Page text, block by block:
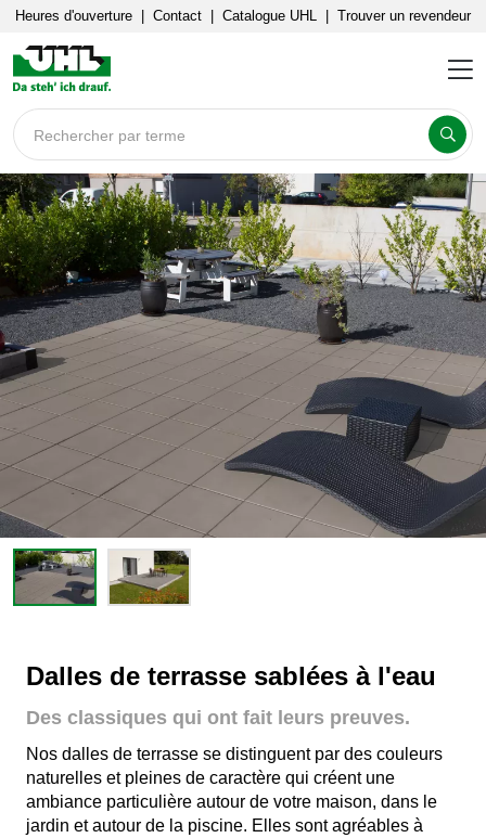
Heures d'ouverture Contact Catalogue UHL Trouver un revendeur
Rechercher par terme
Dalles de terrasse sablées à l'eau
Des classiques qui ont fait leurs preuves.
Nos dalles de terrasse se distinguent par des couleurs
naturelles et pleines de caractère qui créent une
ambiance particulière autour de votre maison, dans le
jardin et autour de la piscine. Elles sont agréables à